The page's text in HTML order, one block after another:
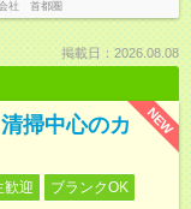
社 首都圏
掲載日：2026.08.08
NEW
掃中心のカ
歓迎
ブランクOK